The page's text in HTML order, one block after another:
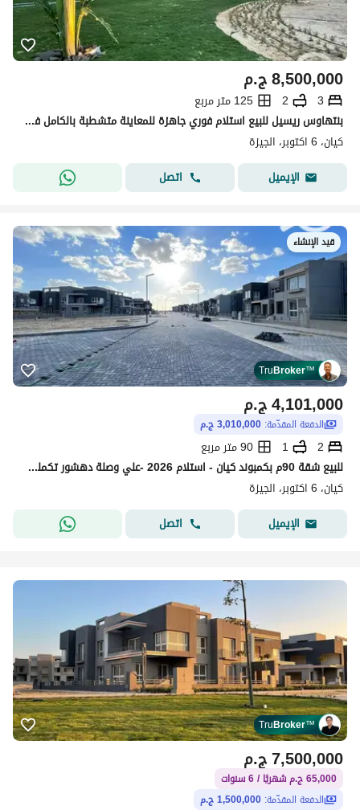
ج.م8,500,000
3
2
125 متر مربع
بنتهاوس ريسيل للبيع استلام فوري جاهزة للمعاينة متشطبة بالكامل في كمبوند كيان في اكتوبر
كيان، 6 اكتوبر، الجيزة
الإيميل
اتصل
قيد الإنشاء
TruBroker™
ج.م4,101,000
الدفعة المقدّمة: 3,010,000 ج.م
2
1
90 متر مربع
للبيع شقة 90م بكمبوند كيان - استلام 2026 -علي وصلة دهشور تكملة اقساط بسعر مميز
كيان، 6 اكتوبر، الجيزة
الإيميل
اتصل
TruBroker™
ج.م7,500,000
65,000 ج.م شهريًا / 6 سنوات
الدفعة المقدّمة: 1,500,000 ج.م